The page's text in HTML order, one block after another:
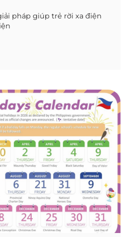
pháp giúp trẻ rời xa điện